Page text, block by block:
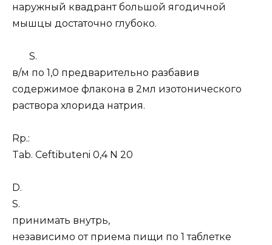
наружный квадрант большой ягодичной
мышцы достаточно глубоко.
S.
в/м по 1,0 предварительно разбавив
содержимое флакона в 2мл изотонического
раствора хлорида натрия.
Rp.:
Tab. Ceftibuteni 0,4 N 20
D.
S.
принимать внутрь,
независимо от приема пищи по 1 таблетке